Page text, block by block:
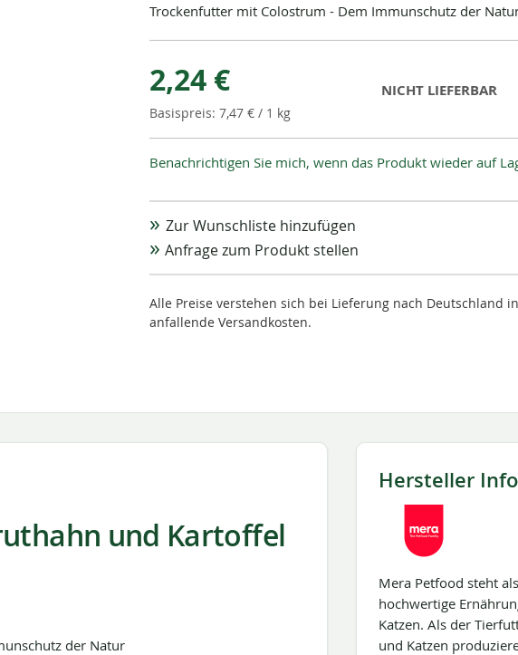
Trockenfutter mit Colostrum - Dem Immunschutz der
2,24 €
7,47 € / 1 kg
NICHT LIEFERBAR
Benachrichtigen Sie mich, wenn das Produkt wieder auf
Zur Wunschliste hinzufügen
Anfrage zum Produkt stellen
Alle Preise verstehen sich bei Lieferung nach Deutschland
anfallende Versandkosten.
und Kartoffel
der Natur
Hersteller Info
Mera Petfood steht
hochwertige
Katzen. Als der
und Katzen